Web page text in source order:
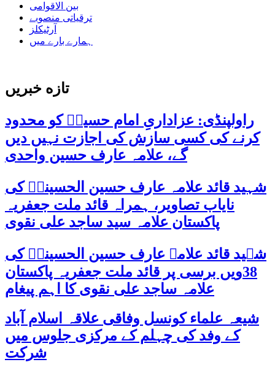
بین الاقوامی
ترقیاتی منصوبے
آرٹیکلز
ہمارے بارے میں
تازه خبریں
راولپنڈی: عزاداریِ امام حسینؑ کو محدود
کرنے کی کسی سازش کی اجازت نہیں دیں
گے، علامہ عارف حسین واحدی
شہید قائد علامہ عارف حسین الحسینیؒ کی
نایاب تصاویر، ہمراہ قائد ملت جعفریہ
پاکستان علامہ سید ساجد علی نقوی
شہید قائد علامہ عارف حسین الحسینیؒ کی
38ویں برسی پر قائد ملت جعفریہ پاکستان
علامہ ساجد علی نقوی کا اہم پیغام
شیعہ علماء کونسل وفاقی علاقہ اسلام آباد
کے وفد کی چہلم کے مرکزی جلوس میں
شرکت